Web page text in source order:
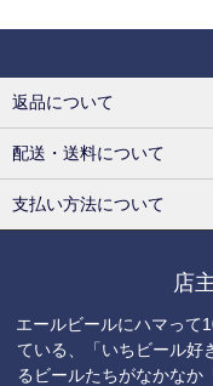
返品について
配送・送料について
支払い方法について
店
エールビールにハマって
ている、「いちビール好
るビールたちがなかなか